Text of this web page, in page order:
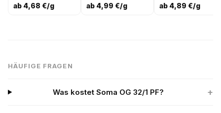
ab 4,68 €/g ab 4,99 €/g ab 4,89 €/g
HÄUFIGE FRAGEN
Was kostet Soma OG 32/1 PF? +